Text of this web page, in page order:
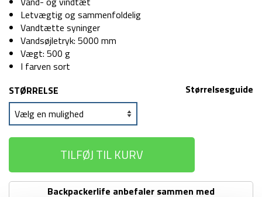
Letvægtig og sammenfoldelig
Vandtætte syninger
Vandsøjletryk: 5000 mm
Vægt: 500 g
I farven sort
Størrelsesguide
STØRRELSE
TILFØJ TIL KURV
Backpackerlife anbefaler sammen med